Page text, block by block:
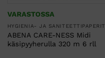
VARASTOSSA
HYGIENIA- JA SANITEETTIPAPERIT
ABENA CARE-NESS Midi
käsipyyherulla 320 m 6 rll